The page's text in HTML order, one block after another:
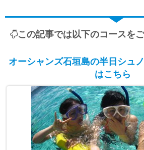
この記事では以下のコースを
オーシャンズ石垣島の半日シュ
はこちら